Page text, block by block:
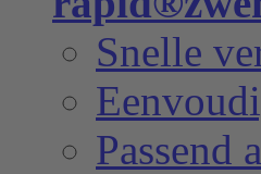
Snelle
Passend